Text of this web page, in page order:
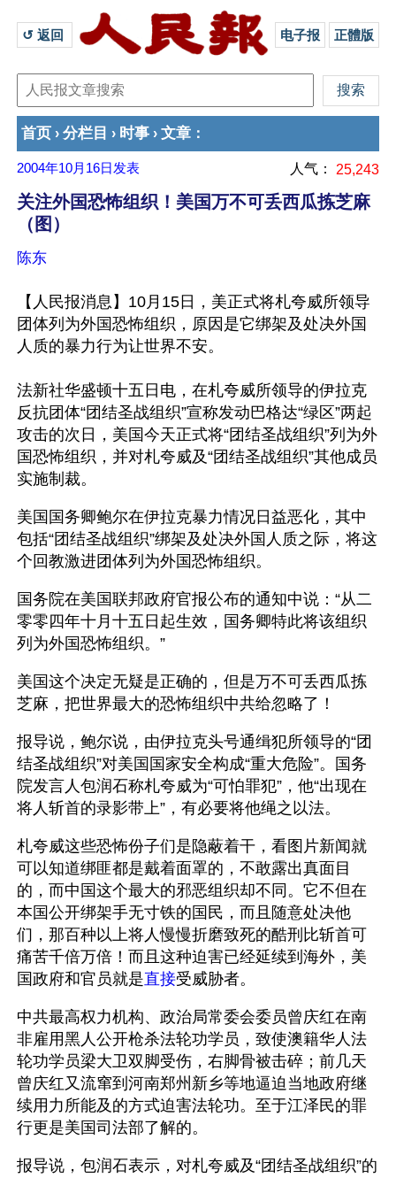
↺ 返回 电子报 正體版
首页 › 分栏目 › 时事 › 文章 ：
2004年10月16日 发表 人气： 25,243
关注外国恐怖组织！美国万不可丢西瓜拣芝麻
（图）
陈东
【人民报消息】10月15日，美正式将札夸威所领导
团体列为外国恐怖组织，原因是它绑架及处决外国
人质的暴力行为让世界不安。
法新社华盛顿十五日电，在札夸威所领导的伊拉克
反抗团体“团结圣战组织”宣称发动巴格达“绿区”两起
攻击的次日，美国今天正式将“团结圣战组织”列为外
国恐怖组织，并对札夸威及“团结圣战组织”其他成员
实施制裁。
美国国务卿鲍尔在伊拉克暴力情况日益恶化，其中
包括“团结圣战组织”绑架及处决外国人质之际，将这
个回教激进团体列为外国恐怖组织。
国务院在美国联邦政府官报公布的通知中说：“从二
零零四年十月十五日起生效，国务卿特此将该组织
列为外国恐怖组织。”
美国这个决定无疑是正确的，但是万不可丢西瓜拣
芝麻，把世界最大的恐怖组织中共给忽略了！
报导说，鲍尔说，由伊拉克头号通缉犯所领导的“团
结圣战组织”对美国国家安全构成“重大危险”。国务
院发言人包润石称札夸威为“可怕罪犯”，他“出现在
将人斩首的录影带上”，有必要将他绳之以法。
札夸威这些恐怖份子们是隐蔽着干，看图片新闻就
可以知道绑匪都是戴着面罩的，不敢露出真面目
的，而中国这个最大的邪恶组织却不同。它不但在
本国公开绑架手无寸铁的国民，而且随意处决他
们，那百种以上将人慢慢折磨致死的酷刑比斩首可
痛苦千倍万倍！而且这种迫害已经延续到海外，美
国政府和官员就是直接受威胁者。
中共最高权力机构、政治局常委会委员曾庆红在南
非雇用黑人公开枪杀法轮功学员，致使澳籍华人法
轮功学员梁大卫双脚受伤，右脚骨被击碎；前几天
曾庆红又流窜到河南郑州新乡等地逼迫当地政府继
续用力所能及的方式迫害法轮功。至于江泽民的罪
行更是美国司法部了解的。
报导说，包润石表示，对札夸威及“团结圣战组织”的